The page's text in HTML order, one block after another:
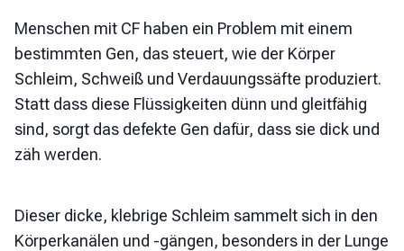
Menschen mit CF haben ein Problem mit einem
bestimmten Gen, das steuert, wie der Körper
Schleim, Schweiß und Verdauungssäfte produziert.
Statt dass diese Flüssigkeiten dünn und gleitfähig
sind, sorgt das defekte Gen dafür, dass sie dick und
zäh werden.
Dieser dicke, klebrige Schleim sammelt sich in den
Körperkanälen und -gängen, besonders in der Lunge